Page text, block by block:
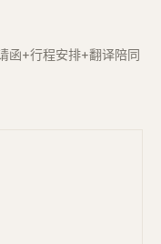
函+行程安排+翻译陪同